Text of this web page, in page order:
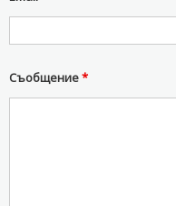
Съобщение*